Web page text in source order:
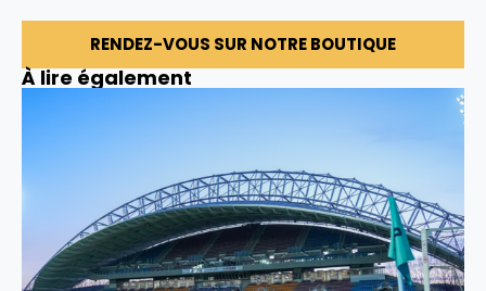
RENDEZ-VOUS SUR NOTRE BOUTIQUE
À lire également